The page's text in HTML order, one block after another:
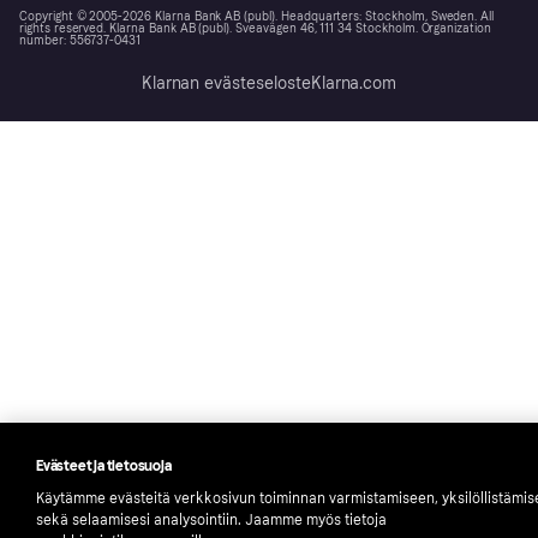
Copyright © 2005-2026 Klarna Bank AB (publ). Headquarters: Stockholm, Sweden. All
rights reserved. Klarna Bank AB (publ). Sveavägen 46, 111 34 Stockholm. Organization
number: 556737-0431
Klarnan evästeselosteKlarna.com
Evästeet ja tietosuoja
Käytämme evästeitä verkkosivun toiminnan varmistamiseen,
sekä selaamisesi analysointiin. Jaamme myös tietoja